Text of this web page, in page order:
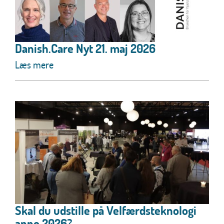
Danish.Care Nyt 21. maj 2026
Læs mere
Skal du udstille på Velfærdsteknologi